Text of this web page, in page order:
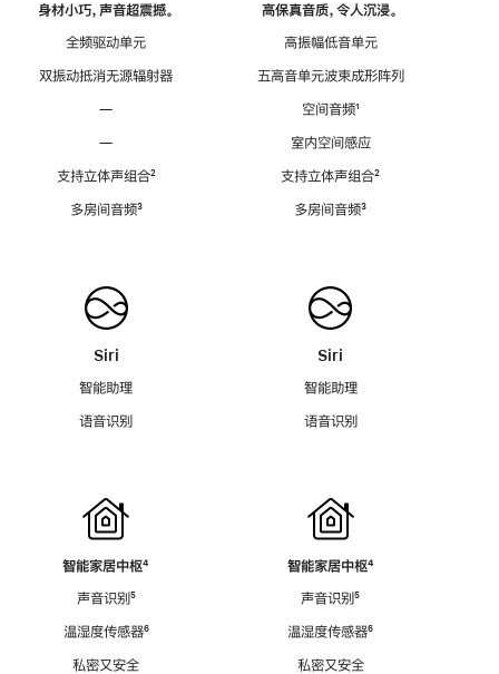
身材小巧，声音超震撼。
全频驱动单元
双振动抵消无源辐射器
—
—
支持立体声组合脚
²
多房间音频脚
³
Siri
智能助理
语音识别
智能家居中枢脚
⁴
声音识别脚
⁵
温湿度传感器脚
⁶
私密又安全
高保真音质，令人沉浸。
高振幅低音单元
五高音单元波束成形阵列
空间音频脚
¹
室内空间感应
支持立体声组合脚
²
多房间音频脚
³
Siri
智能助理
语音识别
智能家居中枢脚
⁴
声音识别脚
⁵
温湿度传感器脚
⁶
私密又安全